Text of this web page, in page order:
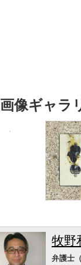
画像ギャラ
牧野
弁護士